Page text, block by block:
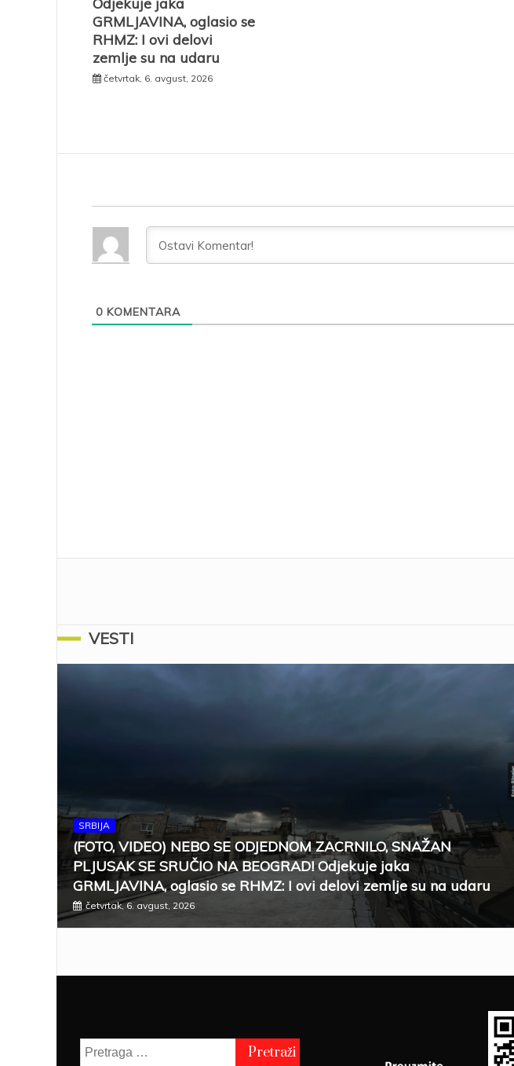
GRMLJAVINA, oglasio se
RHMZ: I ovi delovi
zemlje su na udaru
četvrtak, 6. avgust, 2026
0 KOMENTARA
VESTI
SRBIJA
(FOTO, VIDEO) NEBO SE ODJEDNOM ZACRNILO, SNAŽAN
PLJUSAK SE SRUČIO NA BEOGRAD! Odjekuje jaka
GRMLJAVINA, oglasio se RHMZ: I ovi delovi zemlje su na udaru
četvrtak, 6. avgust, 2026
Pretraga